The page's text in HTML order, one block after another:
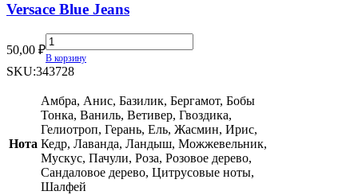
Versace Blue Jeans
50,00 ₽
Versace
Blue
Jeans
В корзину
SKU:343728
Нота
Амбра, Анис, Базилик, Бергамот, Бобы
Тонка, Ваниль, Ветивер, Гвоздика,
Гелиотроп, Герань, Ель, Жасмин, Ирис,
Кедр, Лаванда, Ландыш, Можжевельник,
Мускус, Пачули, Роза, Розовое дерево,
Сандаловое дерево, Цитрусовые ноты,
Шалфей